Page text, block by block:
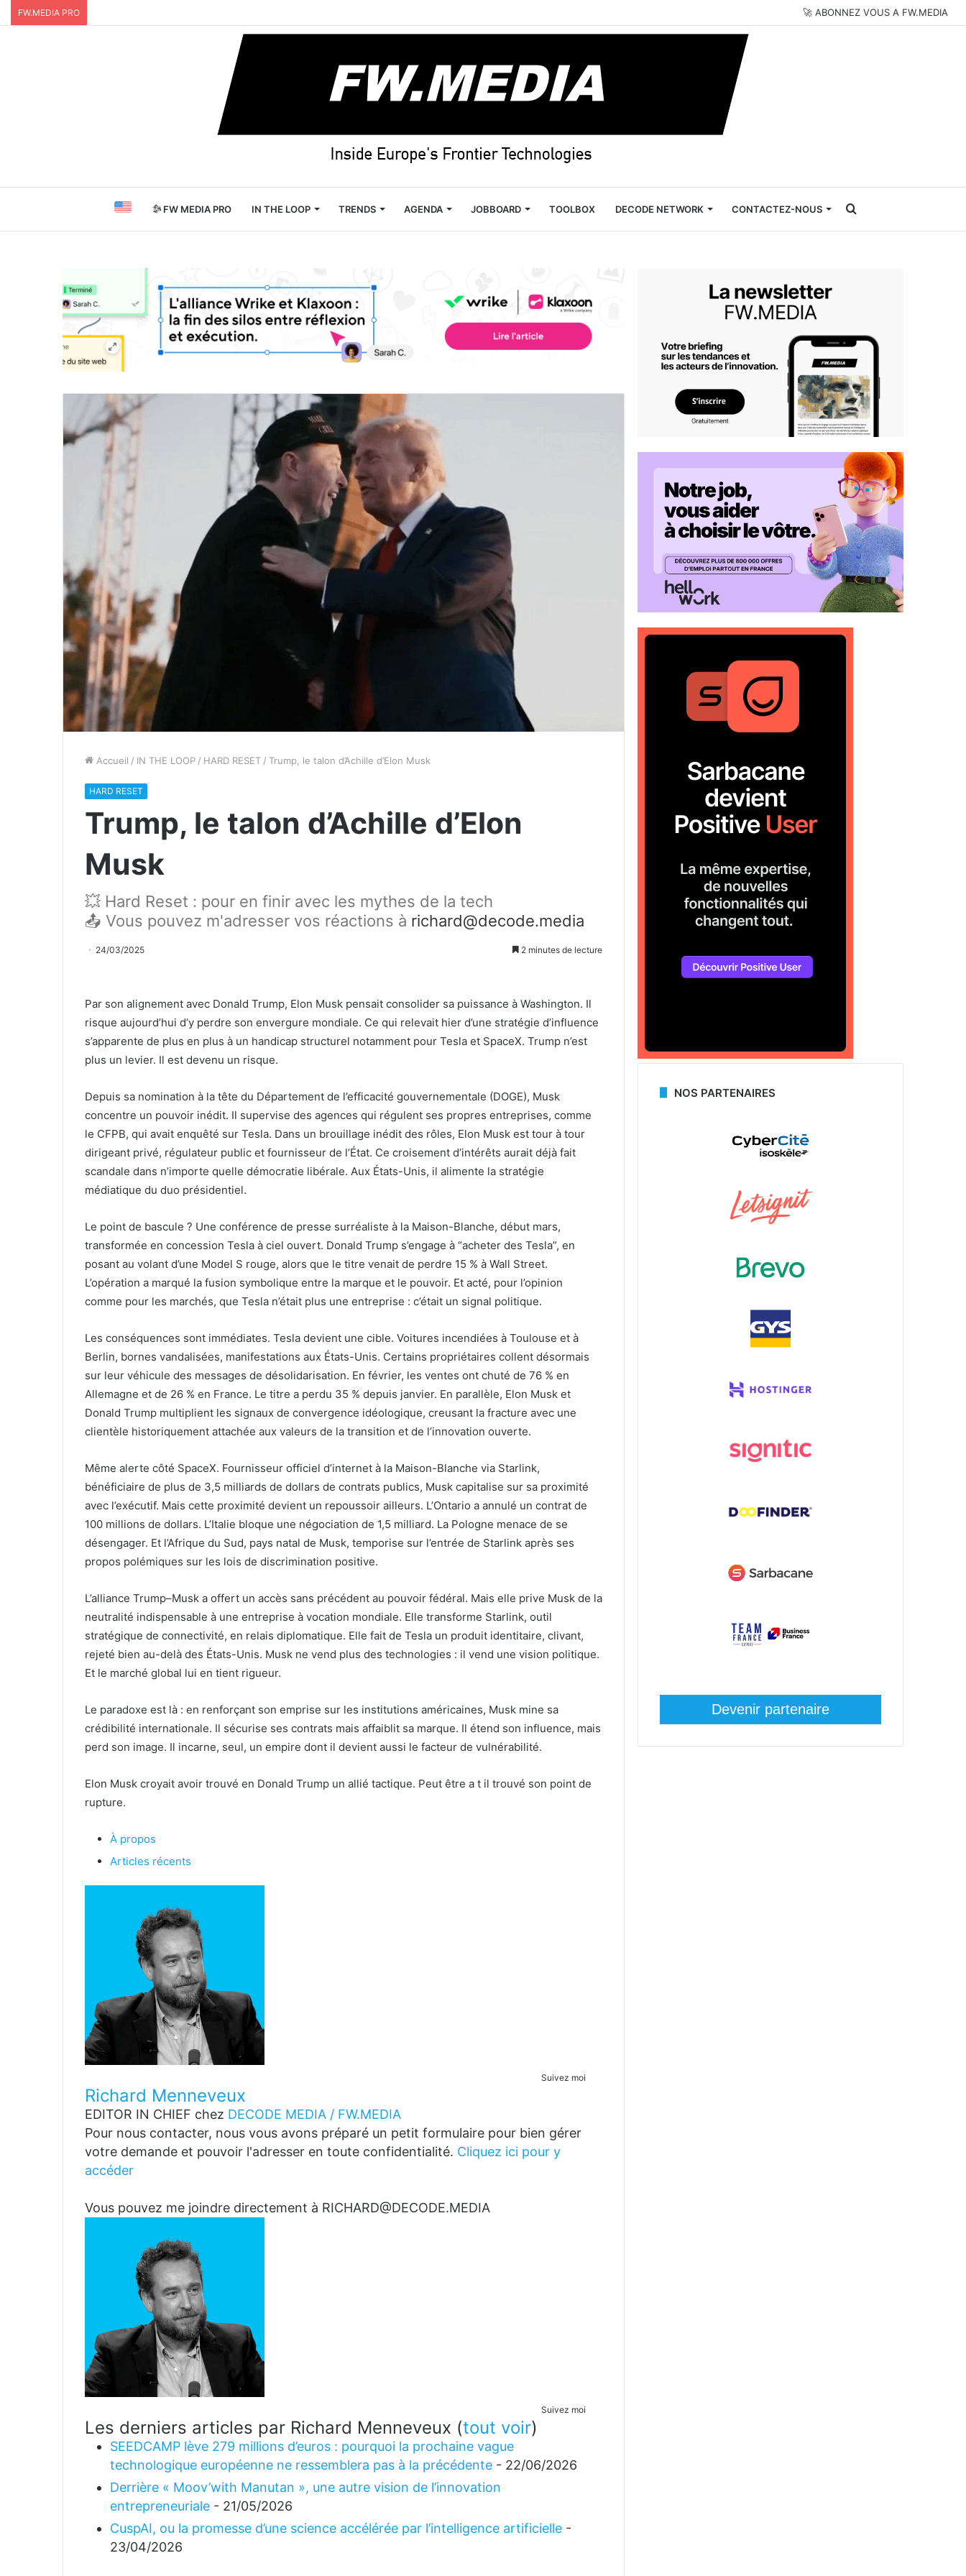
FW.MEDIA PRO 🚀 ABONNEZ VOUS A FW.MEDIA
FW MEDIA PRO IN THE LOOP TRENDS AGENDA JOBBOARD TOOLBOX DECODE NETWORK CONTACTEZ-NOUS Rechercher
Accueil / IN THE LOOP / HARD RESET / Trump, le talon d’Achille d’Elon Musk
HARD RESET
Trump, le talon d’Achille d’Elon
Musk
💥 Hard Reset : pour en finir avec les mythes de la tech
📤 Vous pouvez m'adresser vos réactions à richard@decode.media
24/03/2025 2 minutes de lecture
Par son alignement avec Donald Trump, Elon Musk pensait consolider sa puissance à Washington. Il
risque aujourd’hui d’y perdre son envergure mondiale. Ce qui relevait hier d’une stratégie d’influence
s’apparente de plus en plus à un handicap structurel notamment pour Tesla et SpaceX. Trump n’est
plus un levier. Il est devenu un risque.
Depuis sa nomination à la tête du Département de l’efficacité gouvernementale (DOGE), Musk
concentre un pouvoir inédit. Il supervise des agences qui régulent ses propres entreprises, comme
le CFPB, qui avait enquêté sur Tesla. Dans un brouillage inédit des rôles, Elon Musk est tour à tour
dirigeant privé, régulateur public et fournisseur de l’État. Ce croisement d’intérêts aurait déjà fait
scandale dans n’importe quelle démocratie libérale. Aux États-Unis, il alimente la stratégie
médiatique du duo présidentiel.
Le point de bascule ? Une conférence de presse surréaliste à la Maison-Blanche, début mars,
transformée en concession Tesla à ciel ouvert. Donald Trump s’engage à “acheter des Tesla”, en
posant au volant d’une Model S rouge, alors que le titre venait de perdre 15 % à Wall Street.
L’opération a marqué la fusion symbolique entre la marque et le pouvoir. Et acté, pour l’opinion
comme pour les marchés, que Tesla n’était plus une entreprise : c’était un signal politique.
Les conséquences sont immédiates. Tesla devient une cible. Voitures incendiées à Toulouse et à
Berlin, bornes vandalisées, manifestations aux États-Unis. Certains propriétaires collent désormais
sur leur véhicule des messages de désolidarisation. En février, les ventes ont chuté de 76 % en
Allemagne et de 26 % en France. Le titre a perdu 35 % depuis janvier. En parallèle, Elon Musk et
Donald Trump multiplient les signaux de convergence idéologique, creusant la fracture avec une
clientèle historiquement attachée aux valeurs de la transition et de l’innovation ouverte.
Même alerte côté SpaceX. Fournisseur officiel d’internet à la Maison-Blanche via Starlink,
bénéficiaire de plus de 3,5 milliards de dollars de contrats publics, Musk capitalise sur sa proximité
avec l’exécutif. Mais cette proximité devient un repoussoir ailleurs. L’Ontario a annulé un contrat de
100 millions de dollars. L’Italie bloque une négociation de 1,5 milliard. La Pologne menace de se
désengager. Et l’Afrique du Sud, pays natal de Musk, temporise sur l’entrée de Starlink après ses
propos polémiques sur les lois de discrimination positive.
L’alliance Trump–Musk a offert un accès sans précédent au pouvoir fédéral. Mais elle prive Musk de la
neutralité indispensable à une entreprise à vocation mondiale. Elle transforme Starlink, outil
stratégique de connectivité, en relais diplomatique. Elle fait de Tesla un produit identitaire, clivant,
rejeté bien au-delà des États-Unis. Musk ne vend plus des technologies : il vend une vision politique.
Et le marché global lui en tient rigueur.
Le paradoxe est là : en renforçant son emprise sur les institutions américaines, Musk mine sa
crédibilité internationale. Il sécurise ses contrats mais affaiblit sa marque. Il étend son influence, mais
perd son image. Il incarne, seul, un empire dont il devient aussi le facteur de vulnérabilité.
Elon Musk croyait avoir trouvé en Donald Trump un allié tactique. Peut être a t il trouvé son point de
rupture.
À propos
Articles récents
Suivez moi
Richard Menneveux
EDITOR IN CHIEF chez DECODE MEDIA / FW.MEDIA
Pour nous contacter, nous vous avons préparé un petit formulaire pour bien gérer
votre demande et pouvoir l'adresser en toute confidentialité. Cliquez ici pour y
accéder
Vous pouvez me joindre directement à RICHARD@DECODE.MEDIA
Suivez moi
Les derniers articles par Richard Menneveux (tout voir)
SEEDCAMP lève 279 millions d’euros : pourquoi la prochaine vague
technologique européenne ne ressemblera pas à la précédente - 22/06/2026
Derrière « Moov’with Manutan », une autre vision de l’innovation
entrepreneuriale - 21/05/2026
CuspAI, ou la promesse d’une science accélérée par l’intelligence artificielle -
23/04/2026
NOS PARTENAIRES
Devenir partenaire